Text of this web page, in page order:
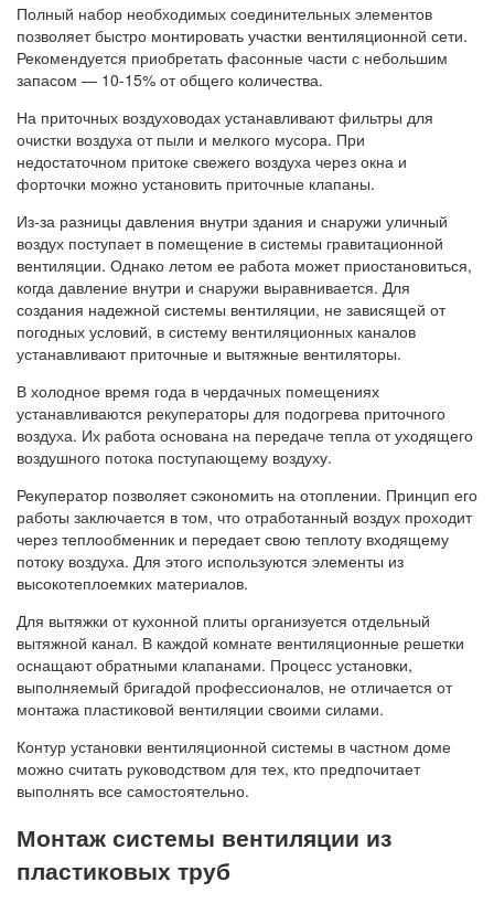
Полный набор необходимых соединительных элементов
позволяет быстро монтировать участки вентиляционной сети.
Рекомендуется приобретать фасонные части с небольшим
запасом — 10-15% от общего количества.
На приточных воздуховодах устанавливают фильтры для
очистки воздуха от пыли и мелкого мусора. При
недостаточном притоке свежего воздуха через окна и
форточки можно установить приточные клапаны.
Из-за разницы давления внутри здания и снаружи уличный
воздух поступает в помещение в системы гравитационной
вентиляции. Однако летом ее работа может приостановиться,
когда давление внутри и снаружи выравнивается. Для
создания надежной системы вентиляции, не зависящей от
погодных условий, в систему вентиляционных каналов
устанавливают приточные и вытяжные вентиляторы.
В холодное время года в чердачных помещениях
устанавливаются рекуператоры для подогрева приточного
воздуха. Их работа основана на передаче тепла от уходящего
воздушного потока поступающему воздуху.
Рекуператор позволяет сэкономить на отоплении. Принцип его
работы заключается в том, что отработанный воздух проходит
через теплообменник и передает свою теплоту входящему
потоку воздуха. Для этого используются элементы из
высокотеплоемких материалов.
Для вытяжки от кухонной плиты организуется отдельный
вытяжной канал. В каждой комнате вентиляционные решетки
оснащают обратными клапанами. Процесс установки,
выполняемый бригадой профессионалов, не отличается от
монтажа пластиковой вентиляции своими силами.
Контур установки вентиляционной системы в частном доме
можно считать руководством для тех, кто предпочитает
выполнять все самостоятельно.
Монтаж системы вентиляции из
пластиковых труб